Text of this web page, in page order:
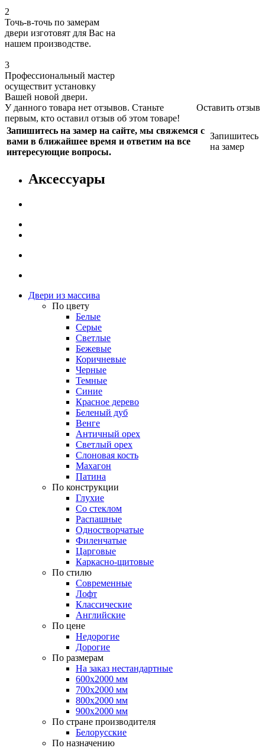
2
Точь-в-точь по замерам
двери изготовят для Вас на
нашем производстве.
3
Профессиональный мастер
осуществит установку
Вашей новой двери.
Оставить отзыв
У данного товара нет отзывов. Станьте
первым, кто оставил отзыв об этом товаре!
Запишитесь на замер на сайте, мы свяжемся с
вами в ближайшее время и ответим на все
интересующие вопросы.
Запишитесь
на замер
Аксессуары
Двери из массива
По цвету
Белые
Серые
Светлые
Бежевые
Коричневые
Черные
Темные
Синие
Красное дерево
Беленый дуб
Венге
Античный орех
Светлый орех
Слоновая кость
Махагон
Патина
По конструкции
Глухие
Со стеклом
Распашные
Одностворчатые
Филенчатые
Царговые
Каркасно-щитовые
По стилю
Современные
Лофт
Классические
Английские
По цене
Недорогие
Дорогие
По размерам
На заказ нестандартные
600х2000 мм
700х2000 мм
800х2000 мм
900х2000 мм
По стране производителя
Белорусские
По назначению